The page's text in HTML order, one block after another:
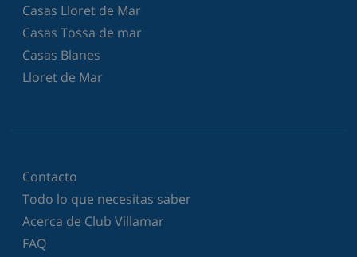
Casas Lloret de Mar
Casas Tossa de mar
Casas Blanes
Lloret de Mar
Contacto
Todo lo que necesitas saber
Acerca de Club Villamar
FAQ